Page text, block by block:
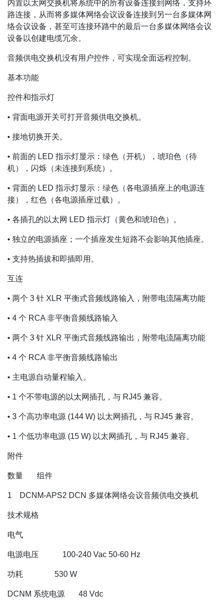
内置以太网交换机将系统中的所有设备连接到网络，支持环
路连接，从而将多媒体网络会议设备连接到另一台多媒体网
络会议设备，甚至可连接环路中的最后一台多媒体网络会议
设备以创建电缆冗余。
音频供电交换机没有用户控件，可实现全面远程控制。
基本功能
控件和指示灯
• 背面电源开关可打开音频供电交换机。
• 接地切换开关。
• 前面的 LED 指示灯显示：绿色（开机），琥珀色（待
机），闪烁（未连接到系统）。
• 背面的 LED 指示灯显示：绿色（各电源插座上的电源连
接），红色（各电源插座过载）。
• 各插孔的以太网 LED 指示灯（黄色和琥珀色）。
• 独立的电源插座；一个插座发生短路不会影响其他插座。
• 支持热插拔和即插即用。
互连
• 两个 3 针 XLR 平衡式音频线路输入，附带电流隔离功能
• 4 个 RCA 非平衡音频线路输入
• 两个 3 针 XLR 平衡式音频线路输出，附带电流隔离功能
• 4 个 RCA 非平衡音频线路输出
• 主电源自动量程输入。
• 1 个不带电源的以太网插孔，与 RJ45 兼容。
• 3 个高功率电源 (144 W) 以太网插孔，与 RJ45 兼容。
• 1 个低功率电源 (15 W) 以太网插孔，与 RJ45 兼容。
附件
数量 组件
1 DCNM‑APS2 DCN 多媒体网络会议音频供电交换机
技术规格
电气
电源电压 100‑240 Vac 50‑60 Hz
功耗 530 W
DCNM 系统电源 48 Vdc